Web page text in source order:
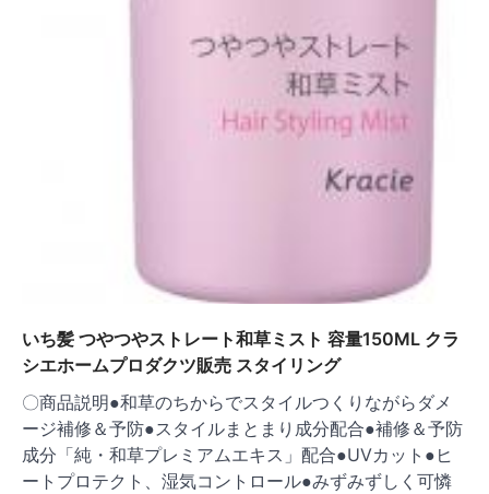
いち髪 つやつやストレート和草ミスト 容量150ML クラ
シエホームプロダクツ販売 スタイリング
〇商品説明●和草のちからでスタイルつくりながらダメ
ージ補修＆予防●スタイルまとまり成分配合●補修＆予防
成分「純・和草プレミアムエキス」配合●UVカット●ヒ
ートプロテクト、湿気コントロール●みずみずしく可憐